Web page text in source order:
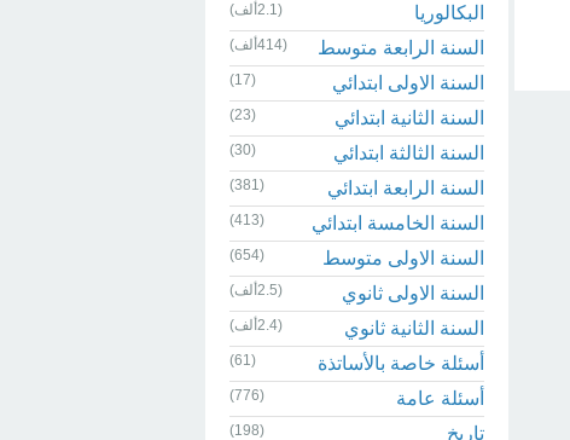
البكالوريا (2.1ألف)
السنة الرابعة متوسط (414ألف)
السنة الاولى ابتدائي (17)
السنة الثانية ابتدائي (23)
السنة الثالثة ابتدائي (30)
السنة الرابعة ابتدائي (381)
السنة الخامسة ابتدائي (413)
السنة الاولى متوسط (654)
السنة الاولى ثانوي (2.5ألف)
السنة الثانية ثانوي (2.4ألف)
أسئلة خاصة بالأساتذة (61)
أسئلة عامة (776)
تاريخ (198)